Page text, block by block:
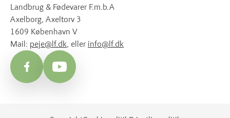
Landbrug & Fødevarer F.m.b.A
Axelborg, Axeltorv 3
1609 København V
Mail: peje@lf.dk, eller info@lf.dk
FacebookYouTube